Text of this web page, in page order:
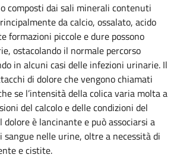
composti dai sali minerali contenuti
da calcio, ossalato, acido
formazioni piccole e dure possono
ostacolando il normale percorso
in alcuni casi delle infezioni urinarie. Il
di dolore che vengono chiamati
se l’intensità della colica varia molta a
del calcolo e delle condizioni del
è lancinante e può associarsi a
sangue nelle urine, oltre a necessità di
e cistite.